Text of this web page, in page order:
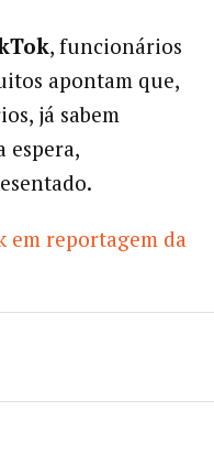
, funcionários
apontam que,
já sabem
espera,
em reportagem da